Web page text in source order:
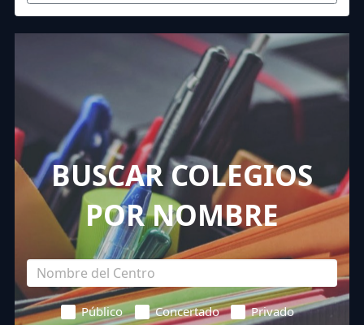
BUSCAR COLEGIOS
POR NOMBRE
Público Concertado
Privado